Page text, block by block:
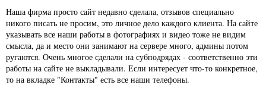
Наша фирма просто сайт недавно сделала, отзывов специально
никого писать не просим, это личное дело каждого клиента. На сайте
указывать все наши работы в фотографиях и видео тоже не видим
смысла, да и место они занимают на сервере много, админы потом
ругаются. Очень многое сделали на субподрядах - соответственно эти
работы на сайте не выкладывали. Если интересует что-то конкретное,
то на вкладке "Контакты" есть все наши телефоны.